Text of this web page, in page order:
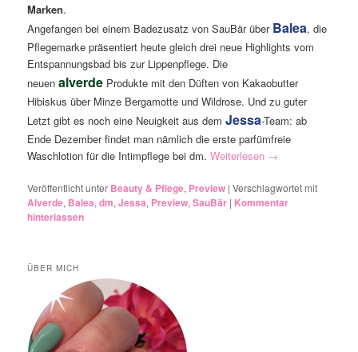
Marken.
Angefangen bei einem Badezusatz von SauBär über Balea, die
Pflegemarke präsentiert heute gleich drei neue Highlights vom
Entspannungsbad bis zur Lippenpflege. Die
neuenalverde Produkte mit den Düften von Kakaobutter
Hibiskus über Minze Bergamotte und Wildrose. Und zu guter
Letzt gibt es noch eine Neuigkeit aus demJessa-Team: ab
Ende Dezember findet man nämlich die erste parfümfreie
Waschlotion für die Intimpflege bei dm.Weiterlesen →
Veröffentlicht unter Beauty & Pflege, Preview |Verschlagwortet mit
Alverde, Balea,dm,Jessa, Preview,SauBär | Kommentar
hinterlassen
ÜBER MICH